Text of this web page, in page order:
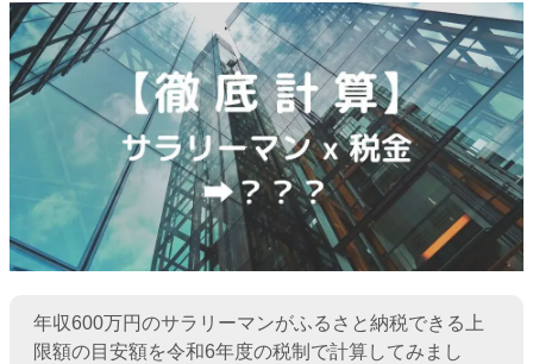
年収600万円のサラリーマンがふるさと納税できる上
限額の目安額を令和6年度の税制で計算してみまし